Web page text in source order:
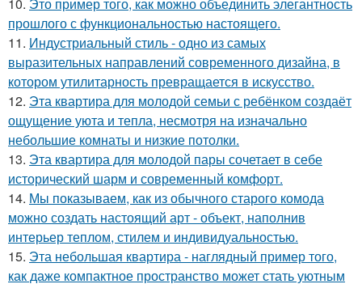
10. Это пример того, как можно объединить элегантность
прошлого с функциональностью настоящего.
11. Индустриальный стиль - одно из самых
выразительных направлений современного дизайна, в
котором утилитарность превращается в искусство.
12. Эта квартира для молодой семьи с ребёнком создаёт
ощущение уюта и тепла, несмотря на изначально
небольшие комнаты и низкие потолки.
13. Эта квартира для молодой пары сочетает в себе
исторический шарм и современный комфорт.
14. Мы показываем, как из обычного старого комода
можно создать настоящий арт - объект, наполнив
интерьер теплом, стилем и индивидуальностью.
15. Эта небольшая квартира - наглядный пример того,
как даже компактное пространство может стать уютным